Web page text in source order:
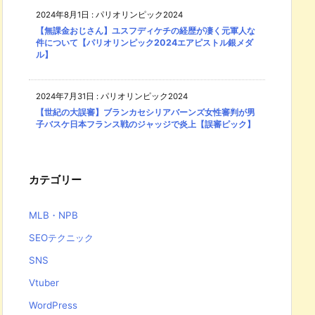
2024年8月1日 : パリオリンピック2024
【無課金おじさん】ユスフディケチの経歴が凄く元軍人な
件について【パリオリンピック2024エアピストル銀メダ
ル】
2024年7月31日 : パリオリンピック2024
【世紀の大誤審】ブランカセシリアバーンズ女性審判が男
子バスケ日本フランス戦のジャッジで炎上【誤審ピック】
カテゴリー
MLB・NPB
SEOテクニック
SNS
Vtuber
WordPress